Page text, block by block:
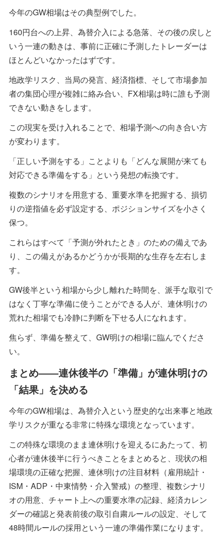
今年のGW相場はその典型例でした。
160円台への上昇、為替介入による急落、その後の戻しと
いう一連の動きは、事前に正確に予測したトレーダーは
ほとんどいなかったはずです。
地政学リスク、当局の発言、経済指標、そして市場参加
者の集団心理が複雑に絡み合い、FX相場は時に誰も予測
できない動きをします。
この現実を受け入れることで、相場予測への向き合い方
が変わります。
「正しい予測をする」ことよりも「どんな展開が来ても
対応できる準備をする」という発想の転換です。
複数のシナリオを用意する、重要水準を把握する、損切
りの逆指値を必ず設定する、ポジションサイズを小さく
保つ。
これらはすべて「予測が外れたとき」のための備えであ
り、この備えがあるかどうかが長期的な生存を左右しま
す。
GW後半という相場から少し離れた時間を、派手な取引で
はなく丁寧な準備に使うことができる人が、連休明けの
荒れた相場でも冷静に判断を下せる人になれます。
焦らず、準備を整えて、GW明けの相場に臨んでくださ
い。
まとめ――連休後半の「準備」が連休明けの
「結果」を決める
今年のGW相場は、為替介入という歴史的な出来事と地政
学リスクが重なる非常に特殊な環境となっています。
この特殊な環境のまま連休明けを迎えるにあたって、初
心者が連休後半に行うべきことをまとめると、現状の相
場環境の正確な把握、連休明けの注目材料（雇用統計・
ISM・ADP・中東情勢・介入警戒）の整理、複数シナリ
オの用意、チャート上への重要水準の記録、経済カレン
ダーの確認と発表前後の取引自粛ルールの設定、そして
48時間ルールの採用という一連の準備作業になります。